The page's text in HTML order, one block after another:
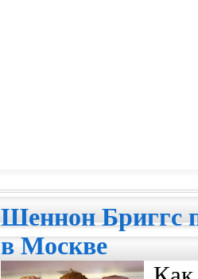
Шеннон Бриггс
в Москве